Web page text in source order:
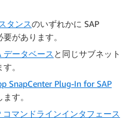
タンスのいずれかに SAP
があります。
データベース と同じサブネット
。
SnapCenter Plug-In for SAP
す。
コマンドラインインタフェース